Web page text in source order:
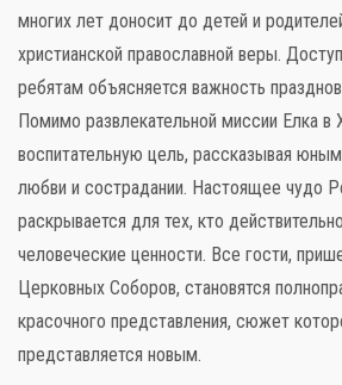
многих лет доносит до детей и
христианской православной веры.
ребятам объясняется важность
Помимо развлекательной миссии Елка в
воспитательную цель, рассказывая
любви и сострадании. Настоящее чудо
раскрывается для тех, кто
человеческие ценности. Все гости,
Церковных Соборов, становятся
красочного представления, сюжет
представляется новым.